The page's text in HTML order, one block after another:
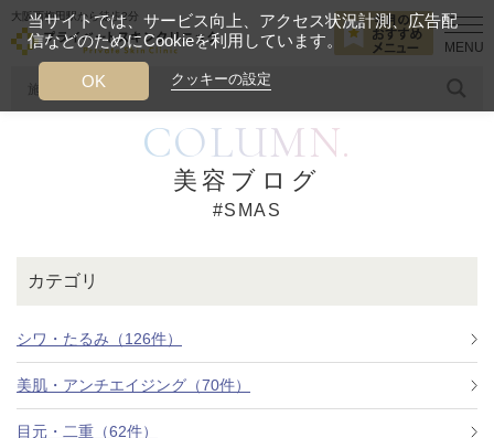
大阪西梅田駅から徒歩2分
糸リフト ヒアルロン酸
クリニックについて
SMAS
COLUMN.
美容ブログ
#SMAS
カテゴリ
シワ・たるみ（126件）
美肌・アンチエイジング（70件）
目元・二重（62件）
当サイトでは、サービス向上、アクセス状況計測、広告配
信などのためにCookieを利用しています。
クッキーの設定
OK